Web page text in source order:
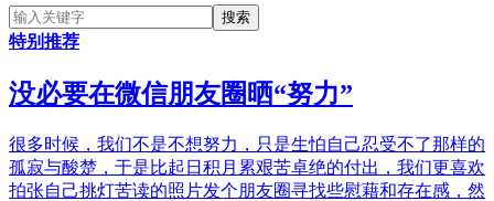
特别推荐
没必要在微信朋友圈晒“努力”
很多时候，我们不是不想努力，只是生怕自己忍受不了那样的
孤寂与酸楚，于是比起日积月累艰苦卓绝的付出，我们更喜欢
拍张自己挑灯苦读的照片发个朋友圈寻找些慰藉和存在感，然